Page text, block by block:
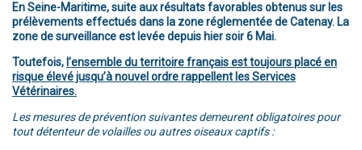
En Seine-Maritime, suite aux résultats favorables obtenus sur les
prélèvements effectués dans la zone réglementée de Catenay. La
zone de surveillance est levée depuis hier soir 6 Mai.
Toutefois, l’ensemble du territoire français est toujours placé en
risque élevé jusqu’à nouvel ordre rappellent les Services
Vétérinaires.
Les mesures de prévention suivantes demeurent obligatoires pour
tout détenteur de volailles ou autres oiseaux captifs :